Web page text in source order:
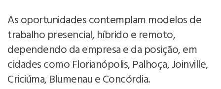
As oportunidades contemplam modelos de
trabalho presencial, híbrido e remoto,
dependendo da empresa e da posição, em
cidades como Florianópolis, Palhoça, Joinville,
Criciúma, Blumenau e Concórdia.